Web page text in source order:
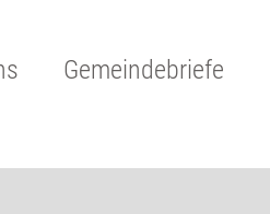
Gemeindebriefe